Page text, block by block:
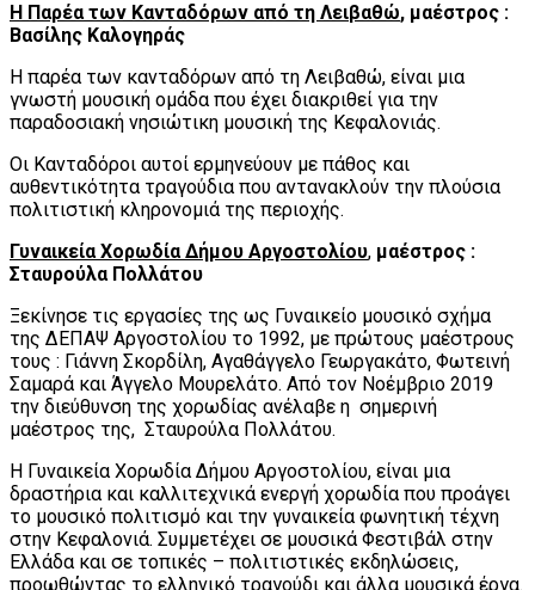
Η Παρέα των Κανταδόρων από τη Λειβαθώ, μαέστρος :
Βασίλης Καλογηράς
Η παρέα των κανταδόρων από τη Λειβαθώ, είναι μια
γνωστή μουσική ομάδα που έχει διακριθεί για την
παραδοσιακή νησιώτικη μουσική της Κεφαλονιάς.
Οι Κανταδόροι αυτοί ερμηνεύουν με πάθος και
αυθεντικότητα τραγούδια που αντανακλούν την πλούσια
πολιτιστική κληρονομιά της περιοχής.
Γυναικεία Χορωδία Δήμου Αργοστολίου, μαέστρος :
Σταυρούλα Πολλάτου
Ξεκίνησε τις εργασίες της ως Γυναικείο μουσικό σχήμα
της ΔΕΠΑΨ Αργοστολίου το 1992, με πρώτους μαέστρους
τους : Γιάννη Σκορδίλη, Αγαθάγγελο Γεωργακάτο, Φωτεινή
Σαμαρά και Άγγελο Μουρελάτο. Από τον Νοέμβριο 2019
την διεύθυνση της χορωδίας ανέλαβε η σημερινή
μαέστρος της, Σταυρούλα Πολλάτου.
Η Γυναικεία Χορωδία Δήμου Αργοστολίου, είναι μια
δραστήρια και καλλιτεχνικά ενεργή χορωδία που προάγει
το μουσικό πολιτισμό και την γυναικεία φωνητική τέχνη
στην Κεφαλονιά. Συμμετέχει σε μουσικά Φεστιβάλ στην
Ελλάδα και σε τοπικές – πολιτιστικές εκδηλώσεις,
προωθώντας το ελληνικό τραγούδι και άλλα μουσικά έργα.